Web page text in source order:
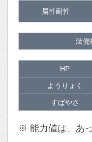
属性耐性
装備
HP
ようりょく
すばやさ
※ 能力値は、あ